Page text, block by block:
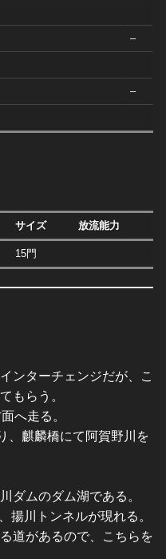
–
–
サイズ 放流能力
15門
ンターチェンジだが、こ
もらう。
へ走る。
、麒麟橋にて阿賀野川を
ダムのダム湖である。
揚川トンネルが現れる。
道があるので、こちらを